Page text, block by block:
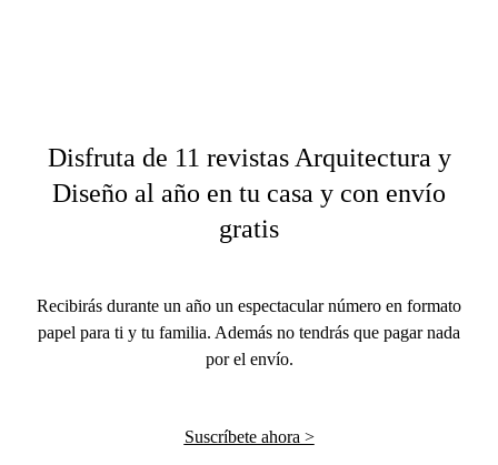
Disfruta de 11 revistas Arquitectura y
Diseño al año en tu casa y con envío
gratis
Recibirás durante un año un espectacular número en formato
papel para ti y tu familia. Además no tendrás que pagar nada
por el envío.
Suscríbete ahora >